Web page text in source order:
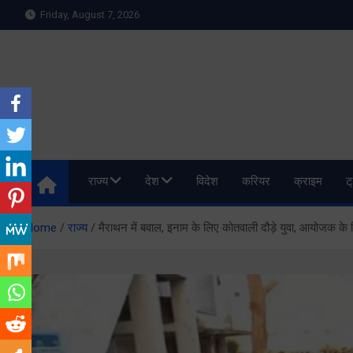
to
Friday, August 7, 2026
Meru Raibar |
राज्य देश विदेश करियर क्राइम
Home राज्य मैराथन में बवाल, इनाम के लिए कोतवाली दौड़े युवा, आयोजक